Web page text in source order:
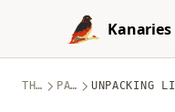
Skip to content
Kanaries
THÈMES PANDAS UNPACKING